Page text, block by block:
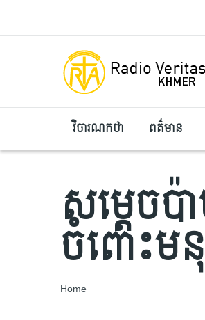
វិចារណកថា ពត៌មាន
សម្តេច
ចំពោះម
Breadcrumb
Home